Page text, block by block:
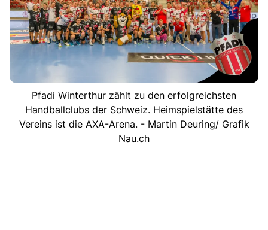
Pfadi Winterthur zählt zu den erfolgreichsten
Handballclubs der Schweiz. Heimspielstätte des
Vereins ist die AXA-Arena. - Martin Deuring/ Grafik
Nau.ch